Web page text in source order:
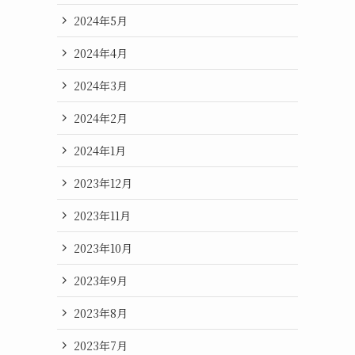
2024年5月
2024年4月
2024年3月
2024年2月
2024年1月
2023年12月
2023年11月
2023年10月
2023年9月
2023年8月
2023年7月